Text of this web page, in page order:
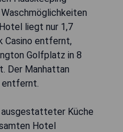
liegt nur 1,7
Casino entfernt,
Golfplatz in 8
Der Manhattan
ausgestatteter Küche
Hotel